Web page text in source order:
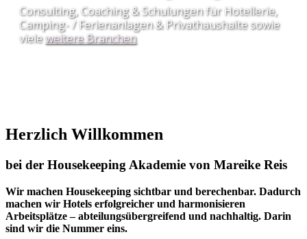
Consulting, Coaching & Schulungen für Hotellerie,
Camping- / Ferienanlagen & Privathaushalte sowie
vieleweitere Branchen
Herzlich Willkommen
bei der Housekeeping Akademie von Mareike Reis
Wir machen Housekeeping sichtbar und berechenbar. Dadurch
machen wir Hotels erfolgreicher und harmonisieren
Arbeitsplätze – abteilungsübergreifend und nachhaltig. Darin
sind wir die Nummer eins.